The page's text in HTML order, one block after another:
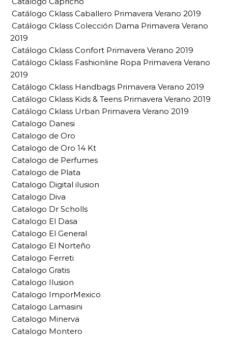
Catálogo Cklass Caballero Primavera Verano 2019
Catálogo Cklass Colección Dama Primavera Verano
2019
Catálogo Cklass Confort Primavera Verano 2019
Catálogo Cklass Fashionline Ropa Primavera Verano
2019
Catálogo Cklass Handbags Primavera Verano 2019
Catálogo Cklass Kids & Teens Primavera Verano 2019
Catálogo Cklass Urban Primavera Verano 2019
Catalogo Danesi
Catalogo de Oro
Catalogo de Oro 14 Kt
Catalogo de Perfumes
Catalogo de Plata
Catalogo Digital ilusion
Catalogo Diva
Catalogo Dr Scholls
Catalogo El Dasa
Catalogo El General
Catalogo El Norteño
Catalogo Ferreti
Catalogo Gratis
Catalogo Ilusion
Catalogo ImporMexico
Catalogo Lamasini
Catalogo Minerva
Catalogo Montero